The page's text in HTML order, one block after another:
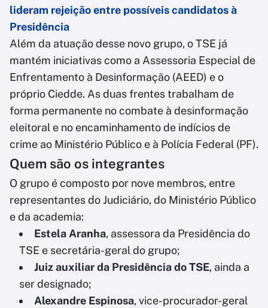
lideram rejeição entre possíveis candidatos à
Presidência
Além da atuação desse novo grupo, o TSE já
mantém iniciativas como a Assessoria Especial de
Enfrentamento à Desinformação (AEED) e o
próprio Ciedde. As duas frentes trabalham de
forma permanente no combate à desinformação
eleitoral e no encaminhamento de indícios de
crime ao Ministério Público e à Polícia Federal (PF).
Quem são os integrantes
O grupo é composto por nove membros, entre
representantes do Judiciário, do Ministério Público
e da academia:
Estela Aranha, assessora da Presidência do
TSE e secretária-geral do grupo;
Juiz auxiliar da Presidência do TSE, ainda a
ser designado;
Alexandre Espinosa, vice-procurador-geral